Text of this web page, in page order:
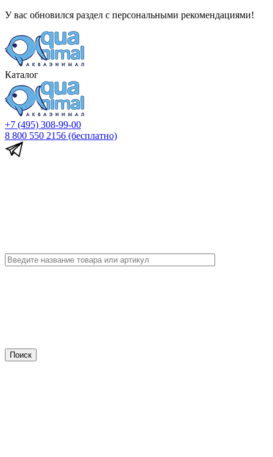
У вас обновился раздел с персональными рекомендациями!
Каталог
+7 (495) 308-99-00
8 800 550 2156 (бесплатно)